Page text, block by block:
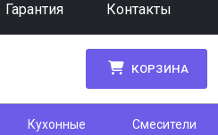
Гарантия Контакты
КОРЗИНА
Кухонные
Смесители